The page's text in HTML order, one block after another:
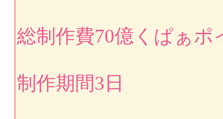
総制作費70億くぱぁポ
制作期間3日